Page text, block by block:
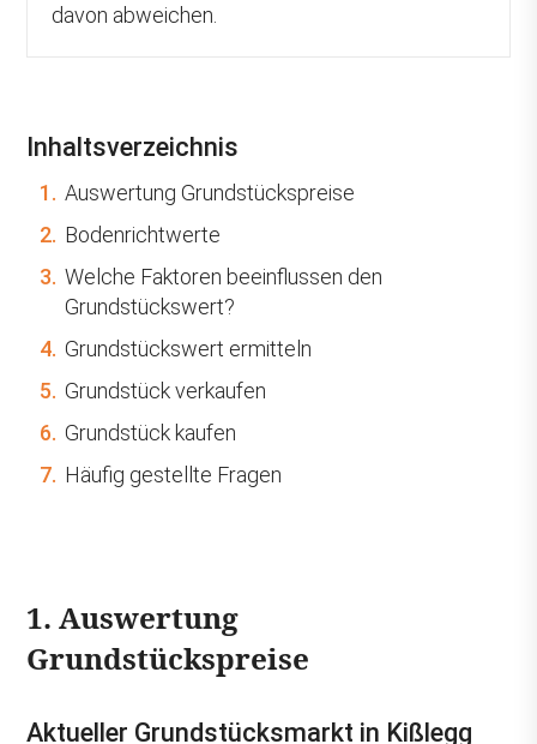
davon abweichen.
Inhaltsverzeichnis
1. Auswertung Grundstückspreise
2. Bodenrichtwerte
3. Welche Faktoren beeinflussen den
Grundstückswert?
4. Grundstückswert ermitteln
5. Grundstück verkaufen
6. Grundstück kaufen
7. Häufig gestellte Fragen
1. Auswertung
Grundstückspreise
Aktueller Grundstücksmarkt in Kißlegg